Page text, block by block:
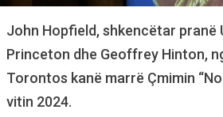
John Hopfield, shkencëtar pranë
Princeton dhe Geoffrey Hinton,
Torontos kanë marrë Çmimin
vitin 2024.